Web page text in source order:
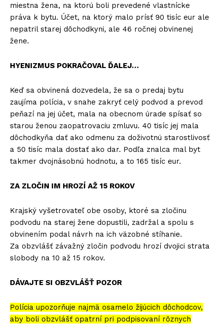
miestna žena, na ktorú boli prevedené vlastnícke
práva k bytu. Účet, na ktorý malo prísť 90 tisíc eur ale
nepatril starej dôchodkyni, ale 46 ročnej obvinenej
žene.
HYENIZMUS POKRAČOVAL ĎALEJ…
Keď sa obvinená dozvedela, že sa o predaj bytu
zaujíma polícia, v snahe zakryť celý podvod a prevod
peňazí na jej účet, mala na obecnom úrade spísať so
starou ženou zaopatrovaciu zmluvu. 40 tisíc jej mala
dôchodkyňa dať ako odmenu za doživotnú starostlivosť
a 50 tisíc mala dostať ako dar. Podľa znalca mal byt
takmer dvojnásobnú hodnotu, a to 165 tisíc eur.
ZA ZLOČIN IM HROZÍ AŽ 15 ROKOV
Krajský vyšetrovateľ obe osoby, ktoré sa zločinu
podvodu na starej žene dopustili, zadržal a spolu s
obvinením podal návrh na ich väzobné stíhanie.
Za obzvlášť závažný zločin podvodu hrozí dvojici strata
slobody na 10 až 15 rokov.
DÁVAJTE SI OBZVLÁŠŤ POZOR
Polícia upozorňuje najmä osamelo žijúcich dôchodcov,
aby boli obzvlášť opatrní pri podpisovaní rôznych